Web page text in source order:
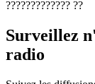
????????????? ??
Surveillez
radio